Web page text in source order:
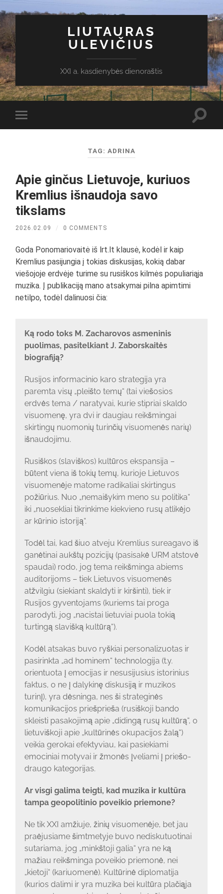
LIUTAURAS
ULEVIČIUS
XXI a. kasdienybės dienoraštis
Toggle
mobile
TAG: ADRINA
Apie ginčus Lietuvoje, kuriuos
Kremlius išnaudoja savo
tikslams
2026.02.09 / 0 COMMENTS
Goda Ponomariovaitė iš lrt.lt klausė, kodėl ir kaip
Kremlius pasijungia į tokias diskusijas, kokią dabar
viešojoje erdvėje turime su rusiškos kilmės populiariąja
muzika. Į publikaciją mano atsakymai pilna apimtimi
netilpo, todėl dalinuosi čia:
Ką rodo toks M. Zacharovos asmeninis
puolimas, pasitelkiant J. Zaborskaitės
biografiją?
Rusijos informacinio karo strategija yra
paremta visų „pleišto temų“ (tai viešosios
erdvės tema / naratyvai, kurie stipriai skaldo
visuomenę, yra dvi ir daugiau reikšmingai
skirtingų nuomonių turinčių visuomenės narių)
išnaudojimu.
Rusiškos (slaviškos) kultūros ekspansija –
būtent viena iš tokių temų, kurioje Lietuvos
visuomenėje matome radikaliai skirtingus
požiūrius. Nuo „nemaišykim meno su politika“
iki „nuosekliai tikrinkime kiekvieno rusų atlikėjo
ar kūrinio istoriją“.
Todėl tai, kad šiuo atveju Kremlius sureagavo iš
ganėtinai aukštų pozicijų (pasisakė URM atstovė
spaudai) rodo, jog tema reikšminga abiems
auditorijoms – tiek Lietuvos visuomenės
atžvilgiu (siekiant skaldyti ir kiršinti), tiek ir
Rusijos gyventojams (kuriems tai proga
parodyti, jog „nacistai lietuviai puola tokią
turtingą slavišką kultūrą“).
Kodėl atsakas buvo ryškiai personalizuotas ir
pasirinkta „ad hominem“ technologija (t.y.
orientuota į emocijas ir nesusijusius istorinius
faktus, o ne į dalykinę diskusiją ir muzikos
turinį), yra dėsninga, nes ši strateginės
komunikacijos priešprieša (rusiškoji bando
skleisti pasakojimą apie „didingą rusų kultūrą“, o
lietuviškoji apie „kultūrinės okupacijos žalą“)
veikia gerokai efektyviau, kai pasiekiami
emociniai motyvai ir žmonės įveliami į priešo-
draugo kategorijas.
Ar visgi galima teigti, kad muzika ir kultūra
tampa geopolitinio poveikio priemone?
Ne tik XXI amžiuje, žinių visuomenėje, bet jau
praėjusiame šimtmetyje buvo nediskutuotinai
sutariama, jog „minkštoji galia“ yra ne ką
mažiau reikšminga poveikio priemonė, nei
„kietoji“ (kariuomenė). Kultūrinė diplomatija
(kurios dalimi ir yra muzika bei kultūra plačiąja